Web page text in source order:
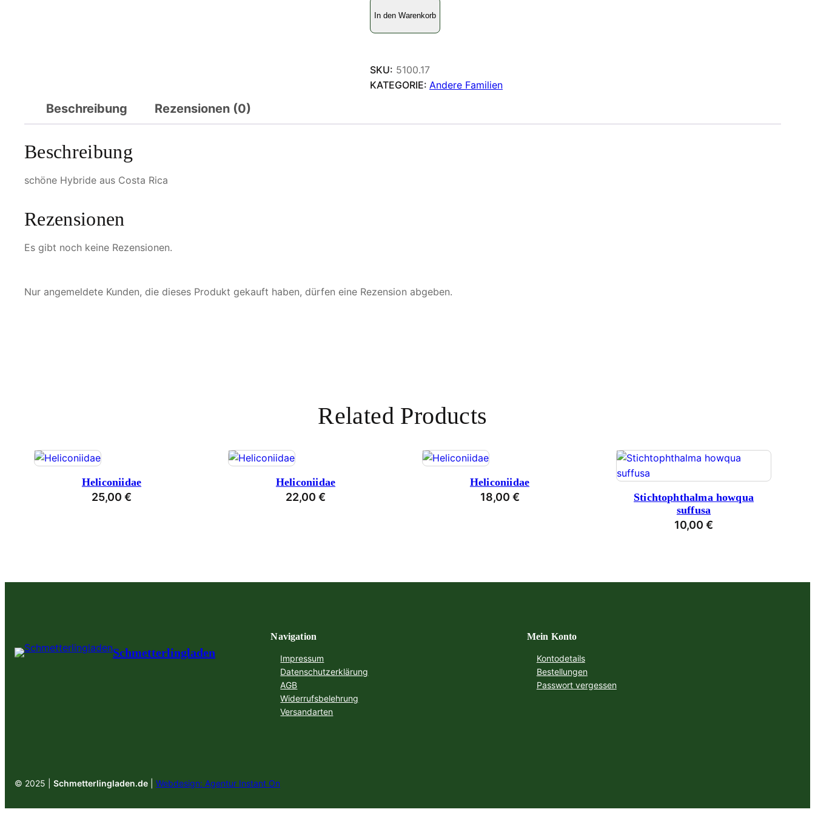
H
l
c
o
i
In den Warenkorb
SKU: 5100.17
KATEGORIE: Andere Familien
Beschreibung Rezensionen (0)
Beschreibung
schöne Hybride aus Costa Rica
Rezensionen
Es gibt noch keine Rezensionen.
Nur angemeldete Kunden, die dieses Produkt gekauft haben, dürfen eine Rezension abgeben.
Related Products
Heliconiidae
25,00 €
Heliconiidae
22,00 €
Heliconiidae
18,00 €
Stichtophthalma howqua
suffusa
10,00 €
Schmetterlingladen
Navigation
Impressum
Datenschutzerklärung
AGB
Widerrufsbelehrung
Versandarten
Mein Konto
Kontodetails
Bestellungen
Passwort vergessen
© 2025 | Schmetterlingladen.de Webdesign: Agentur Instant On